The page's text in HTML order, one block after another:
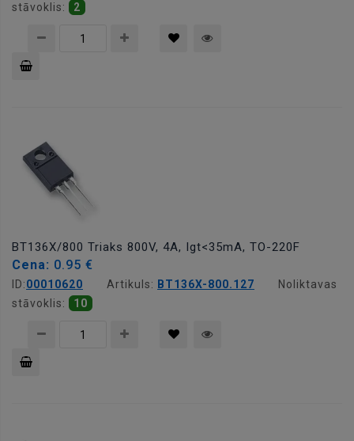
stāvoklis:
2
BT136X/800 Triaks 800V, 4A, Igt<35mA, TO-220F
Cena: 0.95 €
ID:00010620 Artikuls: BT136X-800.127
Noliktavas
stāvoklis:
10